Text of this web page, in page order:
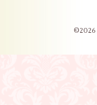
©2026